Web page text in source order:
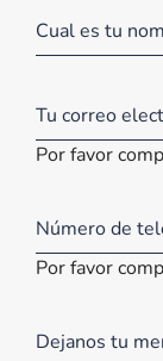
Por favor
Por favor